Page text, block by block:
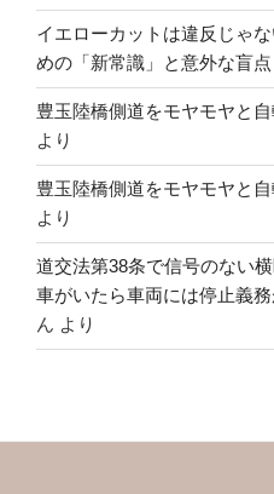
イエローカットは違反じゃ
めの「新常識」と意外な盲点
豊玉陸橋側道をモヤモヤと
より
豊玉陸橋側道をモヤモヤと
より
道交法第38条で信号のない
車がいたら車両には停止義
ん より